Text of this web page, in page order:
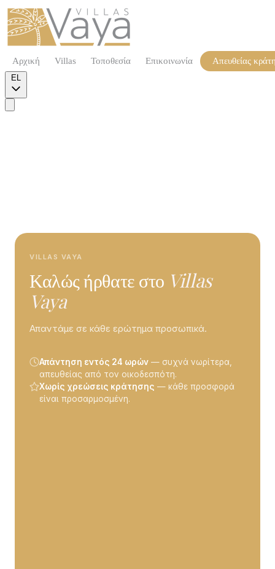
Αρχική Villas Τοποθεσία Επικοινωνία Απευθείας
EL
VILLAS VAYA
Καλώς ήρθατε στο Villas
Vaya
Απαντάμε σε κάθε ερώτημα προσωπικά.
Απάντηση εντός 24 ωρών — συχνά νωρίτερα,
απευθείας από τον οικοδεσπότη.
Χωρίς χρεώσεις κράτησης — κάθε προσφορά
είναι προσαρμοσμένη.